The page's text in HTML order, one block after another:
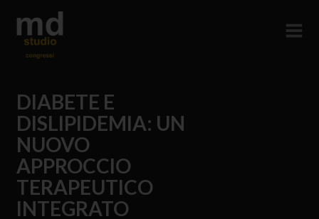
DIABETE E
DISLIPIDEMIA: UN
NUOVO
APPROCCIO
TERAPEUTICO
INTEGRATO